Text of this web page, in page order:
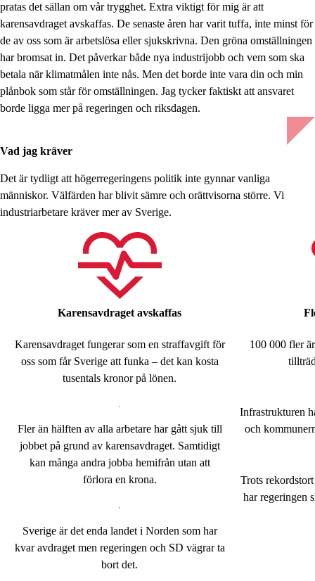
pratas det sällan om vår trygghet. Extra viktigt för mig är att
karensavdraget avskaffas. De senaste åren har varit tuffa, inte minst för
de av oss som är arbetslösa eller sjukskrivna. Den gröna omställningen
har bromsat in. Det påverkar både nya industrijobb och vem som ska
betala när klimatmålen inte nås. Men det borde inte vara din och min
plånbok som står för omställningen. Jag tycker faktiskt att ansvaret
borde ligga mer på regeringen och riksdagen.
Vad jag kräver
Det är tydligt att högerregeringens politik inte gynnar vanliga
människor. Välfärden har blivit sämre och orättvisorna större. Vi
industriarbetare kräver mer av Sverige.
Karensavdraget avskaffas
Karensavdraget fungerar som en straffavgift för
oss som får Sverige att funka – det kan kosta
tusentals kronor på lönen.
Fler än hälften av alla arbetare har gått sjuk till
jobbet på grund av karensavdraget. Samtidigt
kan många andra jobba hemifrån utan att
förlora en krona.
Sverige är det enda landet i Norden som har
kvar avdraget men regeringen och SD vägrar ta
bort det.
100 000 fler
Infrastrukturen
och
Trots
har regeringen